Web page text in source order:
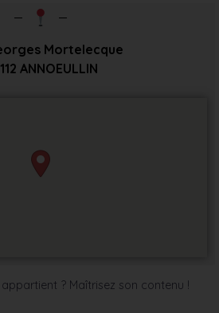
Mortelecque
ANNOEULLIN
? Maîtrisez son contenu !